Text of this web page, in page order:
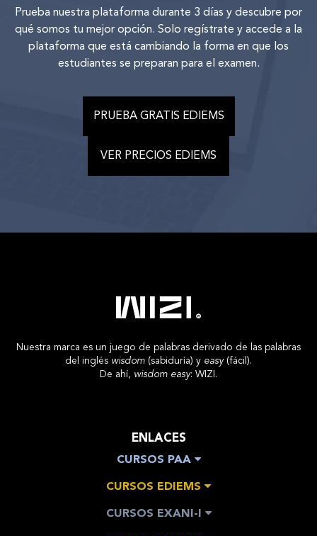
Prueba nuestra plataforma durante 3 días y descubre por
qué somos tu mejor opción. Solo regístrate y accede a la
plataforma que está cambiando la forma en que los
estudiantes se preparan para el examen.
PRUEBA GRATIS EDIEMS
VER PRECIOS EDIEMS
Nuestra marca es un juego de palabras derivado de las palabras
del inglés wisdom (sabiduría) y easy(fácil).
De ahí, wisdom easy: WIZI.
ENLACES
CURSOS PAA
CURSOS EDIEMS
CURSOS EXANI-I